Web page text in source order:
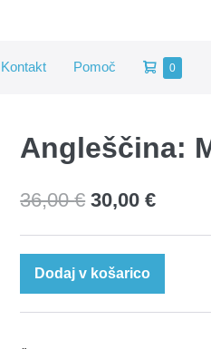
Kontakt Pomoč
Shopping
0Items
Angleščina:
36,00€ Izvirna
cena
je
bila:
30,00€
cena
30,00
Angleščina:
5
Dodaj v košarico